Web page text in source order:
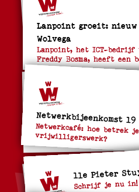
Lanpoint groeit:
Wolvega
Lanpoint, het ICT-bedrijf
Freddy Bosma, heeft een
Netwerkbijeenkomst
Netwerkcafé: hoe betrek
vrijwilligerswerk?
11e Pieter
Schrijf je nu in!